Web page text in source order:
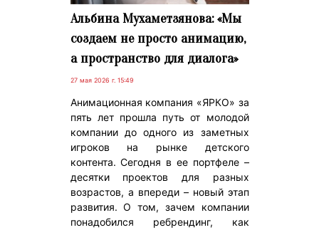
Альбина Мухаметзянова: «Мы
создаем не просто анимацию,
а пространство для диалога»
27 мая 2026 г. 15:49
Анимационная компания «ЯРКО» за
пять лет прошла путь от молодой
компании до одного из заметных
игроков на рынке детского
контента. Сегодня в ее портфеле –
десятки проектов для разных
возрастов, а впереди – новый этап
развития. О том, зачем компании
понадобился ребрендинг, как